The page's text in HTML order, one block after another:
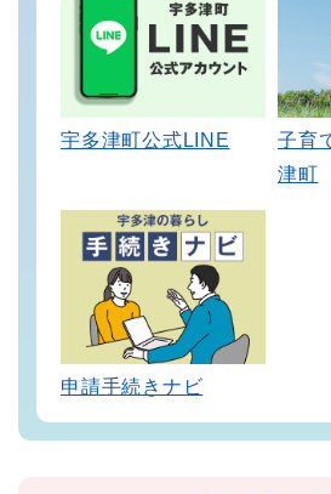
宇多津町公式LINE
子育
津町
申請手続きナビ